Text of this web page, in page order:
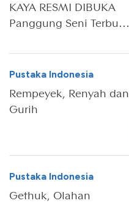
KAYA RESMI DIBUKA
Panggung Seni Terbuka
Seni Pertunjukan di
Jawa Tengah
Pustaka Indonesia
Rempeyek, Renyah dan
Gurih
Pustaka Indonesia
Gethuk, Olahan